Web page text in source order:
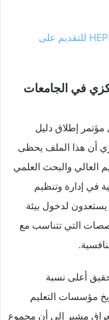
رابط منصة قدم HEPIQ للتقديم على
في الجامعات
مؤتمر إطلاق دليل
أن هذا الملف يحظى
العالي والبحث العلمي
في إدارة وتنظيم
لدخول بيئة
التي تتناسب مع
أعلى نسبة
مؤسسات التعليم
مشير إلى أن مجموع